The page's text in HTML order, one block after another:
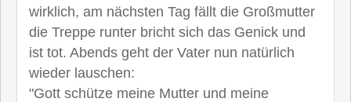
wirklich, am nächsten Tag fällt die Großmutter
die Treppe runter bricht sich das Genick und
ist tot. Abends geht der Vater nun natürlich
wieder lauschen:
"Gott schütze meine Mutter und meine